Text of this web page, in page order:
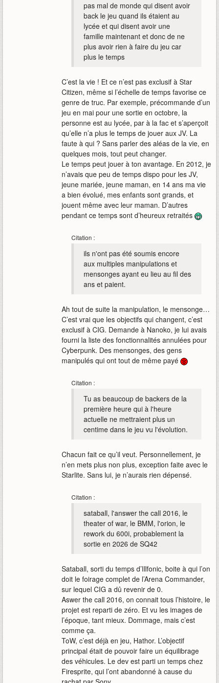
pas mal de monde qui disent avoir
back le jeu quand ils étaient au
lycée et qui disent avoir une
famille maintenant et donc de ne
plus avoir rien à faire du jeu car
plus le temps
C’est la vie ! Et ce n’est pas exclusif à Star
Citizen, même si l’échelle de temps favorise ce
genre de truc. Par exemple, précommande d’un
jeu en mai pour une sortie en octobre, la
personne est au lycée, par à la fac et s’aperçoit
qu’elle n’a plus le temps de jouer aux JV. La
faute à qui ? Sans parler des aléas de la vie, en
quelques mois, tout peut changer.
Le temps peut jouer à ton avantage. En 2012, je
n’avais que peu de temps dispo pour les JV,
jeune mariée, jeune maman, en 14 ans ma vie
a bien évolué, mes enfants sont grands, et
jouent même avec leur maman. D’autres
pendant ce temps sont d’heureux retraités
Citation :
ils n'ont pas été soumis encore
aux multiples manipulations et
mensonges ayant eu lieu au fil des
ans et paient.
Ah tout de suite la manipulation, le mensonge…
C’est vrai que les objectifs qui changent, c’est
exclusif à CIG. Demande à Nanoko, je lui avais
fourni la liste des fonctionnalités annulées pour
Cyberpunk. Des mensonges, des gens
manipulés qui ont tout de même payé
Citation :
Tu as beaucoup de backers de la
première heure qui à l'heure
actuelle ne mettraient plus un
centime dans le jeu vu l'évolution.
Chacun fait ce qu’il veut. Personnellement, je
n’en mets plus non plus, exception faite avec le
Starlite. Sans lui, je n’aurais rien dépensé.
Citation :
sataball, l'answer the call 2016, le
theater of war, le BMM, l'orion, le
rework du 600i, probablement la
sortie en 2026 de SQ42
Sataball, sorti du temps d’Illfonic, boite à qui l’on
doit le foirage complet de l’Arena Commander,
sur lequel CIG a dû revenir de 0.
Aswer the call 2016, on connait tous l’histoire, le
projet est reparti de zéro. Et vu les images de
l’époque, tant mieux. Dommage, mais c’est
comme ça.
ToW, c’est déjà en jeu, Hathor. L’objectif
principal était de pouvoir faire un équilibrage
des véhicules. Le dev est parti un temps chez
Firesprite, qui l’ont abandonné à cause du